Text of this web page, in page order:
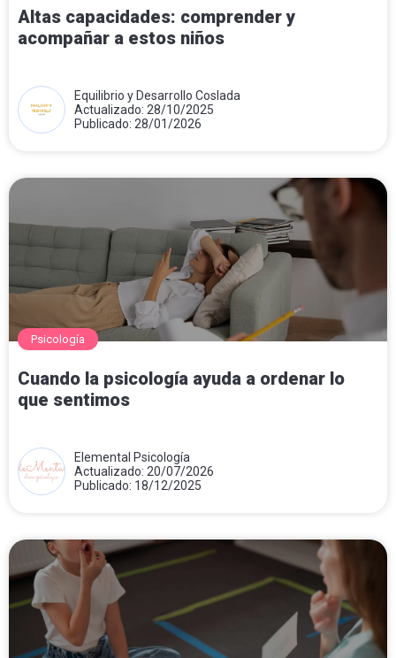
Altas capacidades: comprender y
acompañar a estos niños
Equilibrio y Desarrollo Coslada
Actualizado: 28/10/2025
Publicado: 28/01/2026
Psicología
Cuando la psicología ayuda a ordenar lo
que sentimos
Elemental Psicología
Actualizado: 20/07/2026
Publicado: 18/12/2025